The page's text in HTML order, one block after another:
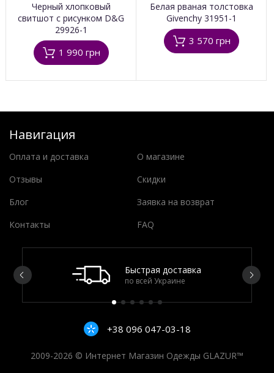
Черный хлопковый
свитшот с рисунком D&G
29926-1
1 990 грн
Белая рваная толстовка
Givenchy 31951-1
3 570 грн
Навигация
Оплата и доставка
О магазине
Отзывы
Скидки
Блог
Заявка на возврат
Контакты
FAQ
Быстрая доставка
по всей Украине
+38 096 047-03-18
2009-2026 © Интернет Магазин Одежды GLAZUR™